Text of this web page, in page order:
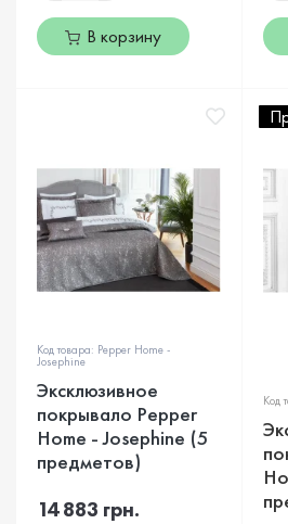
В корзину
Код товара: Pepper Home -
Josephine
Эксклюзивное
покрывало Pepper
Home - Josephine (5
предметов)
14 883 грн.
Код